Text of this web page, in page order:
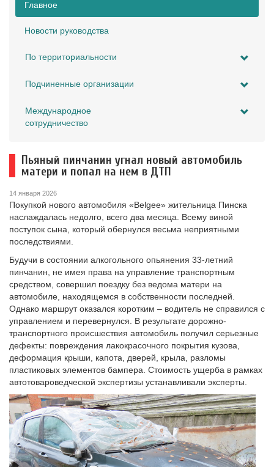
Главное
Новости руководства
По территориальности
Подчиненные организации
Международное
сотрудничество
Пьяный пинчанин угнал новый автомобиль
матери и попал на нем в ДТП
14 января 2026
Покупкой нового автомобиля «Belgee» жительница Пинска
наслаждалась недолго, всего два месяца. Всему виной
поступок сына, который обернулся весьма неприятными
последствиями.
Будучи в состоянии алкогольного опьянения 33-летний
пинчанин, не имея права на управление транспортным
средством, совершил поездку без ведома матери на
автомобиле, находящемся в собственности последней.
Однако маршрут оказался коротким – водитель не справился с
управлением и перевернулся. В результате дорожно-
транспортного происшествия автомобиль получил серьезные
дефекты: повреждения лакокрасочного покрытия кузова,
деформация крыши, капота, дверей, крыла, разломы
пластиковых элементов бампера. Стоимость ущерба в рамках
автотовароведческой экспертизы устанавливали эксперты.